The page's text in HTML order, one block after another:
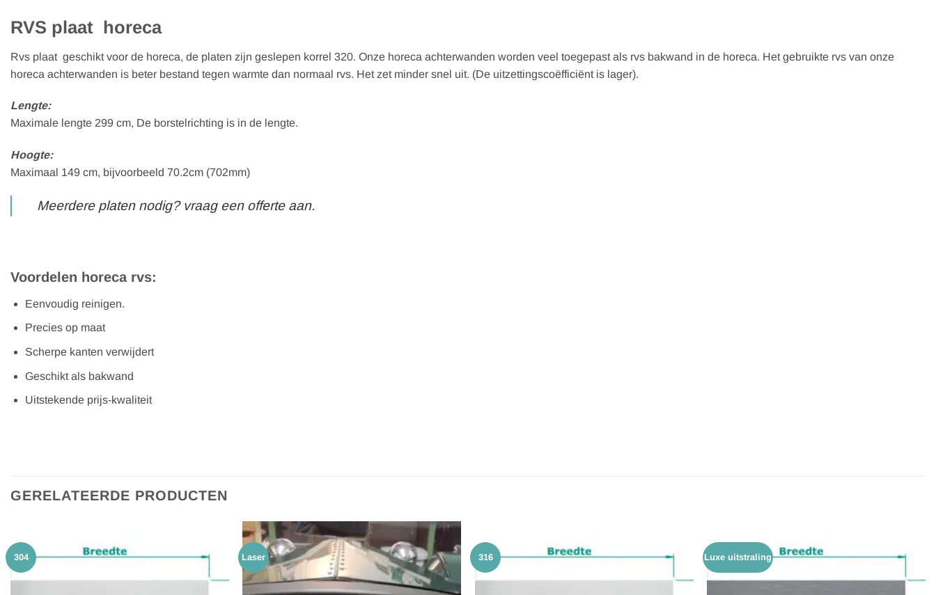
RVS plaat horeca
Rvs plaat geschikt voor de horeca, de platen zijn geslepen korrel 320. Onze horeca achterwanden worden veel toegepast als rvs bakwand in de horeca. Het gebruikte rvs van onze
horeca achterwanden is beter bestand tegen warmte dan normaal rvs. Het zet minder snel uit. (De uitzettingscoëfficiënt is lager).
Lengte:
Maximale lengte 299 cm, De borstelrichting is in de lengte.
Hoogte:
Maximaal 149 cm, bijvoorbeeld 70.2cm (702mm)
Meerdere platen nodig? vraag een offerte aan.
Voordelen horeca rvs:
Eenvoudig reinigen.
Precies op maat
Scherpe kanten verwijdert
Geschikt als bakwand
Uitstekende prijs-kwaliteit
GERELATEERDE PRODUCTEN
304 Laser 316 Luxe uitstraling